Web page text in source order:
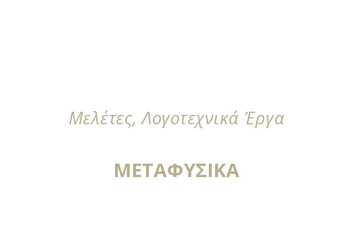
Μελέτες, Λογοτεχνικά Έργα
ΜΕΤΑΦΥΣΙΚΑ